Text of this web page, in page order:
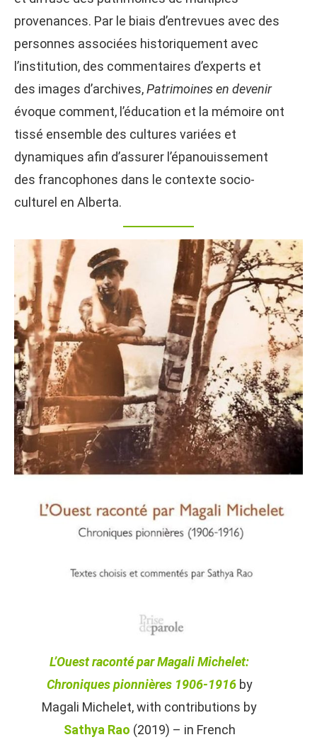
provenances. Par le biais d’entrevues avec des
personnes associées historiquement avec
l’institution, des commentaires d’experts et
des images d’archives,Patrimoines en devenir
évoque comment, l’éducation et la mémoire ont
tissé ensemble des cultures variées et
dynamiques afin d’assurer l’épanouissement
des francophones dans le contexte socio-
culturel en Alberta.
L’Ouest raconté par Magali Michelet:
Chroniques pionnières 1906-1916by
Magali Michelet, with contributions by
Sathya Rao (2019) – in French